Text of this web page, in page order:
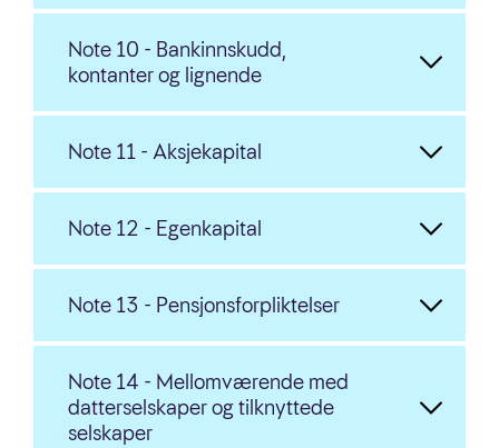
Note 10 - Bankinnskudd,
kontanter og lignende
Note 11 - Aksjekapital
Note 12 - Egenkapital
Note 13 - Pensjonsforpliktelser
Note 14 - Mellomværende med
datterselskaper og tilknyttede
selskaper